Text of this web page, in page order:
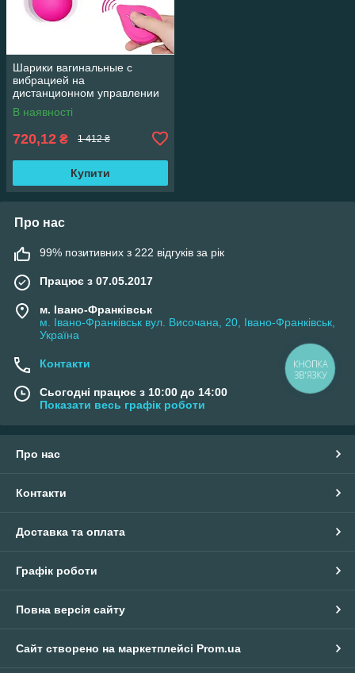
Шарики вагинальные с
вибрацией на
дистанционном управлении
10 режимов
В наявності
720,12 ₴ 1 412 ₴
Купити
Про нас
99% позитивних з 222 відгуків за рік
Працює з 07.05.2017
м. Івано-Франківськ
м. Івано-Франківськ вул. Височана, 20, Івано-Франківськ,
Україна
Контакти
Сьогодні працює з 10:00 до 14:00
Показати весь графік роботи
Про нас
Контакти
Доставка та оплата
Графік роботи
Повна версія сайту
Сайт створено на маркетплейсі Prom.ua
КНОПКА
ЗВ'ЯЗКУ